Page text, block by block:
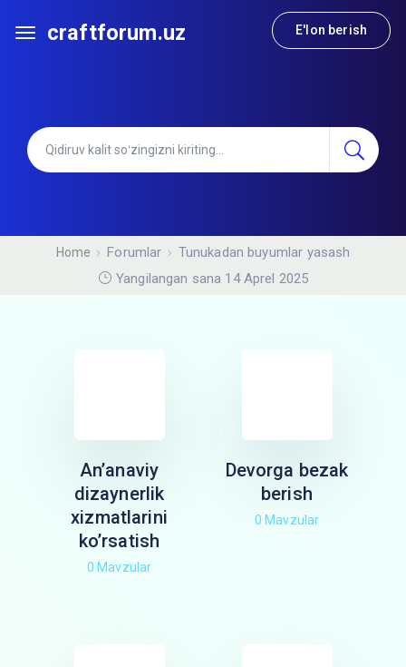
craftforum.uz E'lon berish
Home Forumlar
Tunukadan buyumlar yasash
Yangilangan sana 14 Aprel 2025
An’anaviy
dizaynerlik
xizmatlarini
ko’rsatish
0 Mavzular
Devorga bezak
berish
0 Mavzular